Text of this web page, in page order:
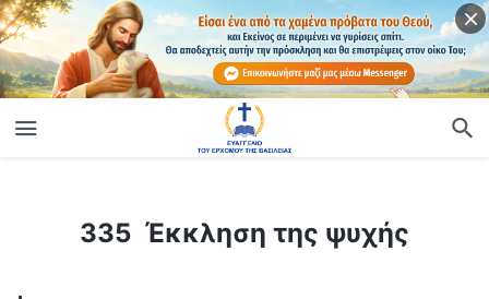
335 Έκκληση της ψυχής